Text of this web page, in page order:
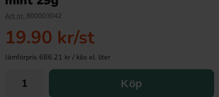
Art nr: 800003042
19.90 kr/st
Jämförpris 686.21 kr / kilo el. liter
Köp